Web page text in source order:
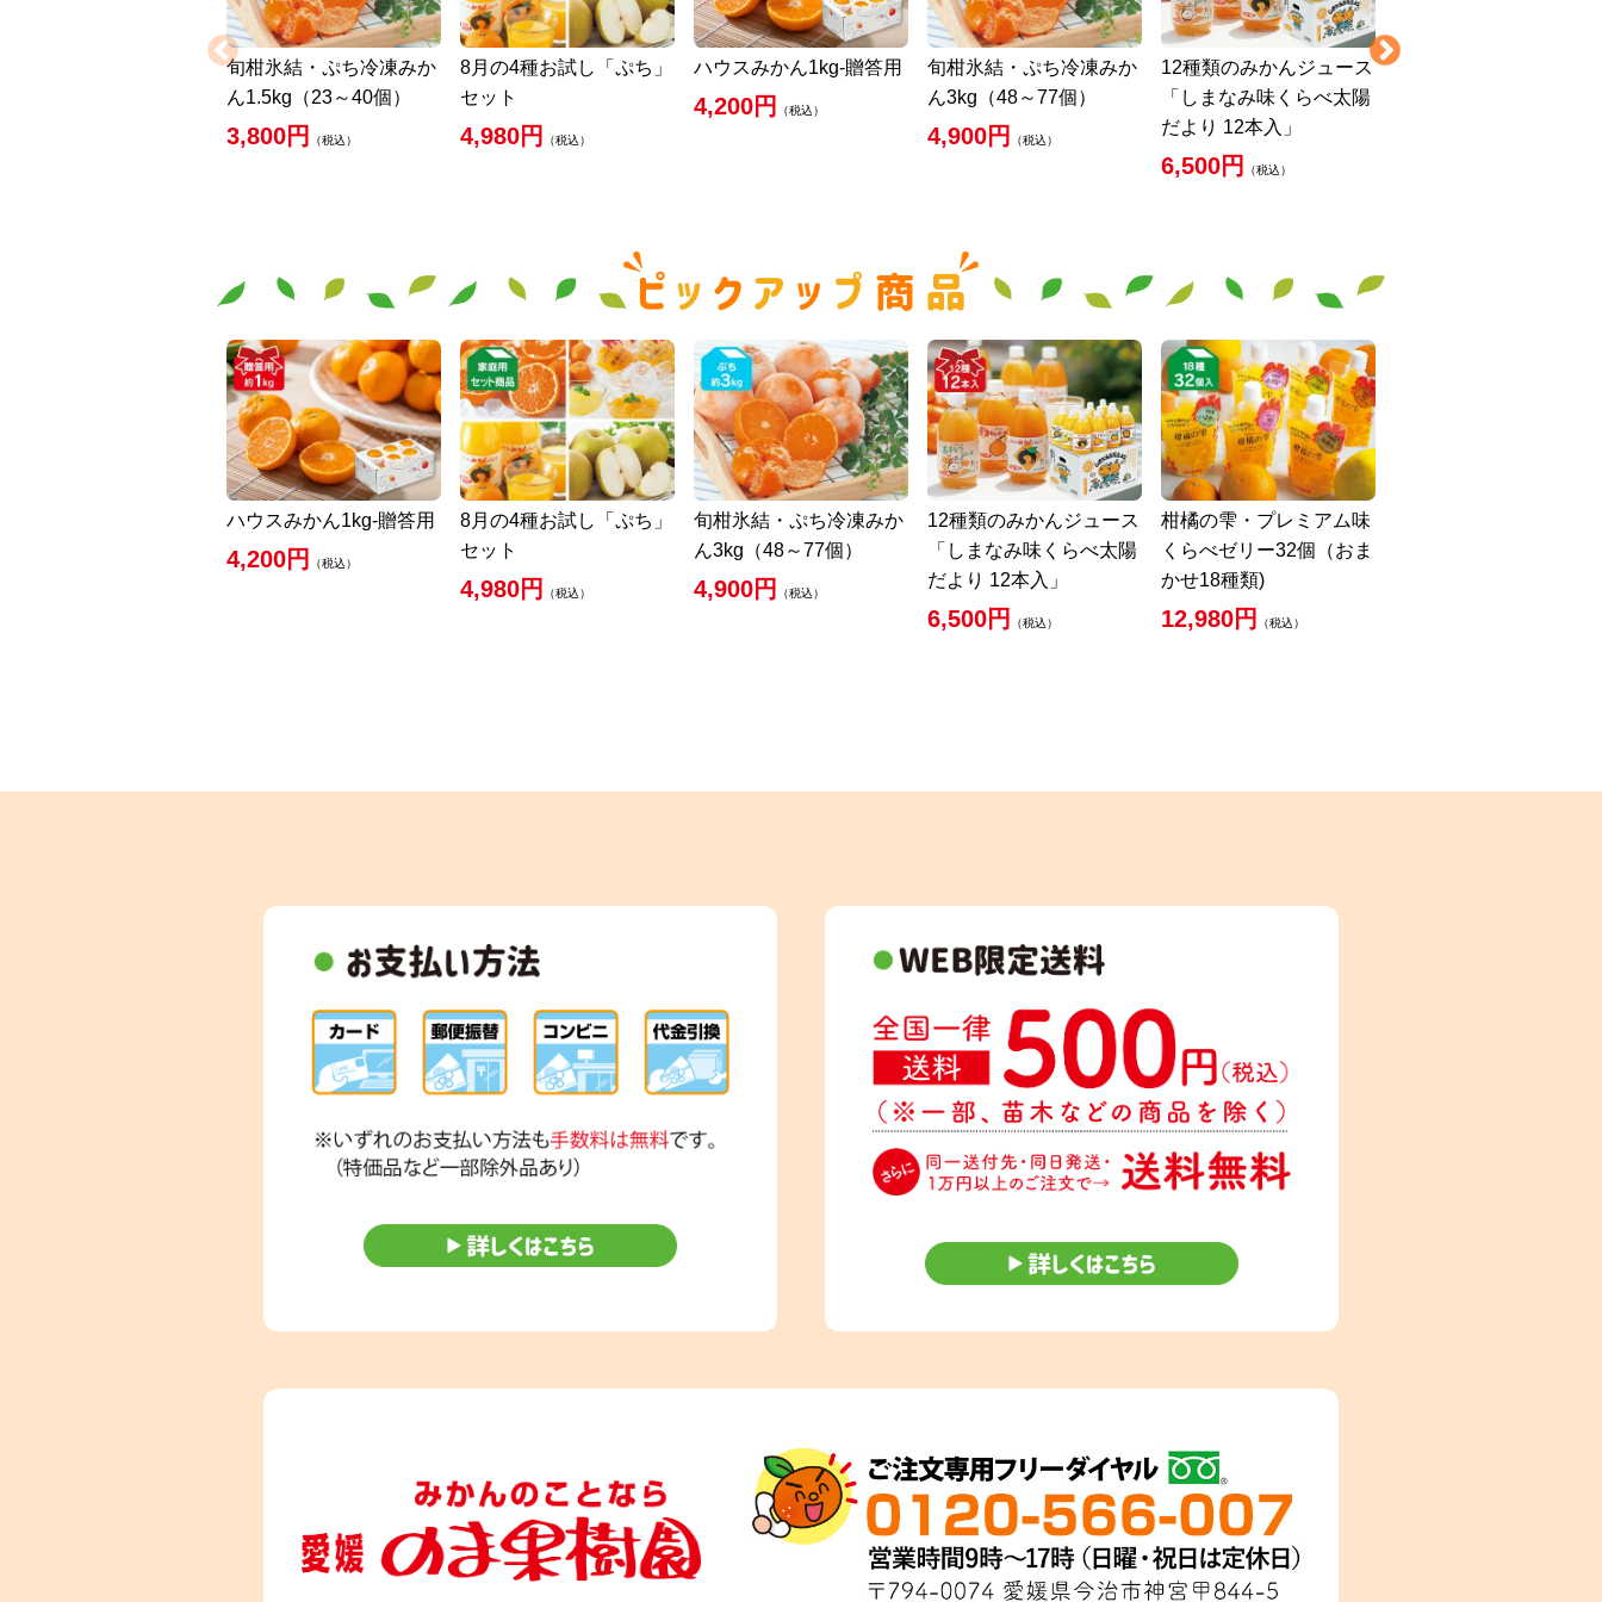
旬柑氷結・ぷち冷凍みか
ん1.5kg（23～40個）
3,800円 （税込）
8月の4種お試し「ぷち」
セット
4,980円 （税込）
ハウスみかん1kg-贈答用
4,200円 （税込）
旬柑氷結・ぷち冷凍みか
ん3kg（48～77個）
4,900円 （税込）
12種類のみかんジュース
「しまなみ味くらべ太陽
だより 12本入」
6,500円 （税込）
ハウスみかん1kg-家庭用
ハウスみかん1kg-贈答用
4,200円 （税込）
8月の4種お試し「ぷち」
セット
4,980円 （税込）
旬柑氷結・ぷち冷凍みか
ん3kg（48～77個）
4,900円 （税込）
12種類のみかんジュース
「しまなみ味くらべ太陽
だより 12本入」
6,500円 （税込）
柑橘の雫・プレミアム味
くらべゼリー32個（おま
かせ18種類)
12,980円 （税込）